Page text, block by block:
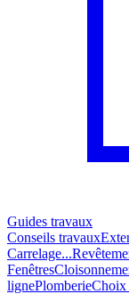
Guides travaux
Conseils travaux
Carrelage...
Fenêtres
lignePlomberieChoix